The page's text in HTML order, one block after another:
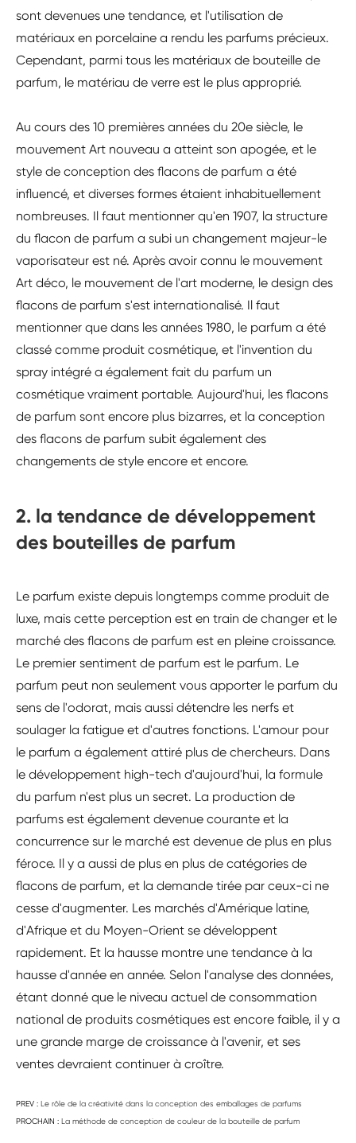
sont devenues une tendance, et l'utilisation de
matériaux en porcelaine a rendu les parfums précieux.
Cependant, parmi tous les matériaux de bouteille de
parfum, le matériau de verre est le plus approprié.
Au cours des 10 premières années du 20e siècle, le
mouvement Art nouveau a atteint son apogée, et le
style de conception des flacons de parfum a été
influencé, et diverses formes étaient inhabituellement
nombreuses. Il faut mentionner qu'en 1907, la structure
du flacon de parfum a subi un changement majeur-le
vaporisateur est né. Après avoir connu le mouvement
Art déco, le mouvement de l'art moderne, le design des
flacons de parfum s'est internationalisé. Il faut
mentionner que dans les années 1980, le parfum a été
classé comme produit cosmétique, et l'invention du
spray intégré a également fait du parfum un
cosmétique vraiment portable. Aujourd'hui, les flacons
de parfum sont encore plus bizarres, et la conception
des flacons de parfum subit également des
changements de style encore et encore.
2. la tendance de développement
des bouteilles de parfum
Le parfum existe depuis longtemps comme produit de
luxe, mais cette perception est en train de changer et le
marché des flacons de parfum est en pleine croissance.
Le premier sentiment de parfum est le parfum. Le
parfum peut non seulement vous apporter le parfum du
sens de l'odorat, mais aussi détendre les nerfs et
soulager la fatigue et d'autres fonctions. L'amour pour
le parfum a également attiré plus de chercheurs. Dans
le développement high-tech d'aujourd'hui, la formule
du parfum n'est plus un secret. La production de
parfums est également devenue courante et la
concurrence sur le marché est devenue de plus en plus
féroce. Il y a aussi de plus en plus de catégories de
flacons de parfum, et la demande tirée par ceux-ci ne
cesse d'augmenter. Les marchés d'Amérique latine,
d'Afrique et du Moyen-Orient se développent
rapidement. Et la hausse montre une tendance à la
hausse d'année en année. Selon l'analyse des données,
étant donné que le niveau actuel de consommation
national de produits cosmétiques est encore faible, il y a
une grande marge de croissance à l'avenir, et ses
ventes devraient continuer à croître.
PREV : Le rôle de la créativité dans la conception des emballages de parfums
PROCHAIN : La méthode de conception de couleur de la bouteille de parfum